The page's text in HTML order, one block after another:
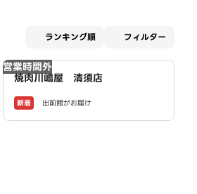
ランキング順 フィルター
営業時間外
焼肉川嶋屋 清須店
新着 出前館がお届け